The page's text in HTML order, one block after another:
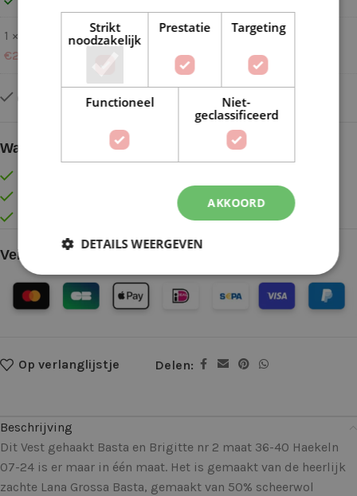
1 ×
P haekeln 07-24 (download)
€2,50
Op voorraad
Waarom kopen bij de Wolkast?
Gratis verzonden vanaf €55,-
Vóór 16:30 besteld = Zelfde (werk)dag verzonden
Veilig online betalen
Op verlanglijstje Delen:
Beschrijving
Dit Vest gehaakt Basta en Brigitte nr 2 maat 36-40 Haekeln
07-24 is er maar in één maat. Het is gemaakt van de heerlijk
zachte Lana Grossa Basta, gemaakt van 50% scheerwol
Strikt
noodzakelijk
Prestatie Targeting
Functioneel
Niet-
geclassificeerd
AKKOORD
DETAILS WEERGEVEN